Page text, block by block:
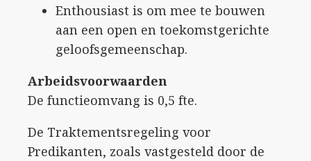
Enthousiast is om mee te bouwen
aan een open en toekomstgerichte
geloofsgemeenschap.
Arbeidsvoorwaarden
De functieomvang is 0,5 fte.
De Traktementsregeling voor
Predikanten, zoals vastgesteld door de